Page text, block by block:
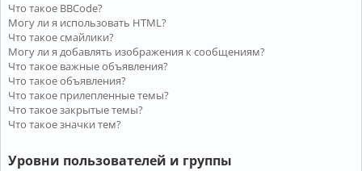
Что такое BBCode?
Могу ли я использовать HTML?
Что такое смайлики?
Могу ли я добавлять изображения к сообщениям?
Что такое важные объявления?
Что такое объявления?
Что такое прилепленные темы?
Что такое закрытые темы?
Что такое значки тем?
Уровни пользователей и группы